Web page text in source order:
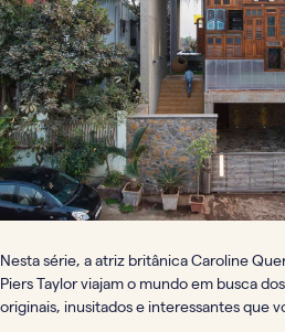
Nesta série, a atriz britânica Caroline
Piers Taylor viajam o mundo em busca
originais, inusitados e interessantes que